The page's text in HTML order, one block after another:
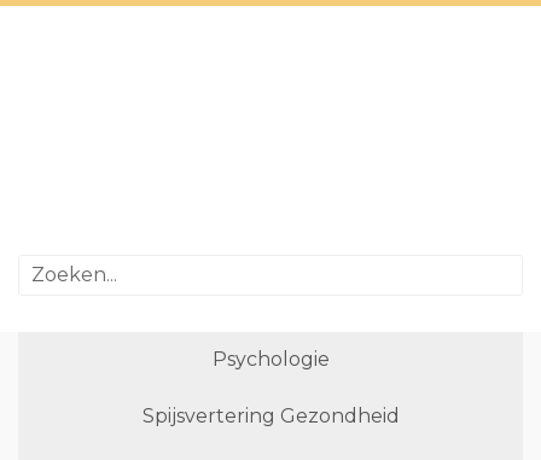
Psychologie
Spijsvertering Gezondheid